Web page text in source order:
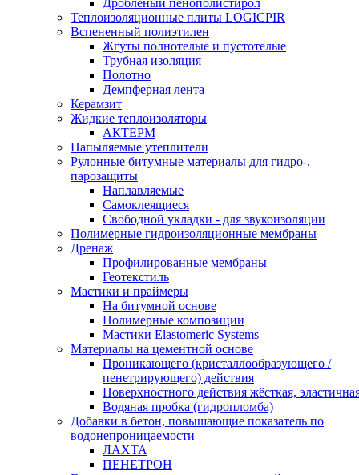
Дробленый пенополистирол
Теплоизоляционные плиты LOGICPIR
Вспененный полиэтилен
Жгуты полнотелые и пустотелые
Трубная изоляция
Полотно
Демпферная лента
Керамзит
Жидкие теплоизоляторы
АКТЕРМ
Напыляемые утеплители
Рулонные битумные материалы для гидро-,
парозащиты
Наплавляемые
Самоклеящиеся
Свободной укладки - для звукоизоляции
Полимерные гидроизоляционные мембраны
Дренаж
Профилированные мембраны
Геотекстиль
Мастики и праймеры
На битумной основе
Полимерные композиции
Мастики Elastomeric Systems
Материалы на цементной основе
Проникающего (кристаллообразующего /
пенетрирующего) действия
Поверхностного действия жёсткая,
Водяная пробка (гидропломба)
Добавки в бетон, повышающие показатель по
водонепроницаемости
ЛАХТА
ПЕНЕТРОН